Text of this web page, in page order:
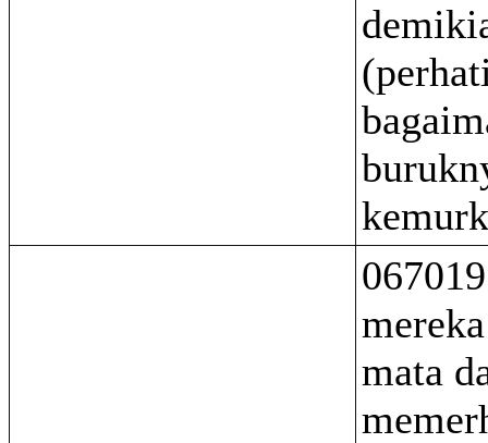
mata